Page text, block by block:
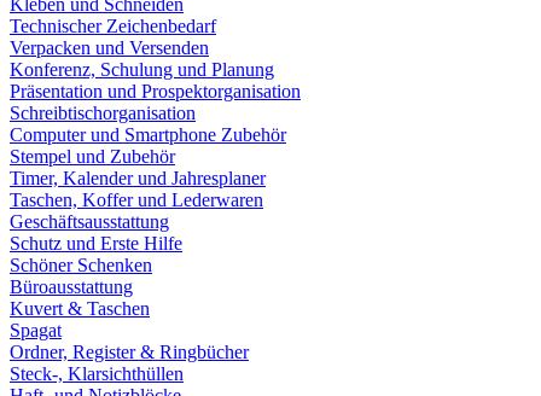
Kleben und Schneiden
Technischer Zeichenbedarf
Verpacken und Versenden
Konferenz, Schulung und Planung
Präsentation und Prospektorganisation
Schreibtischorganisation
Computer und Smartphone Zubehör
Stempel und Zubehör
Timer, Kalender und Jahresplaner
Taschen, Koffer und Lederwaren
Geschäftsausstattung
Schutz und Erste Hilfe
Schöner Schenken
Büroausstattung
Kuvert & Taschen
Spagat
Ordner, Register & Ringbücher
Steck-, Klarsichthüllen